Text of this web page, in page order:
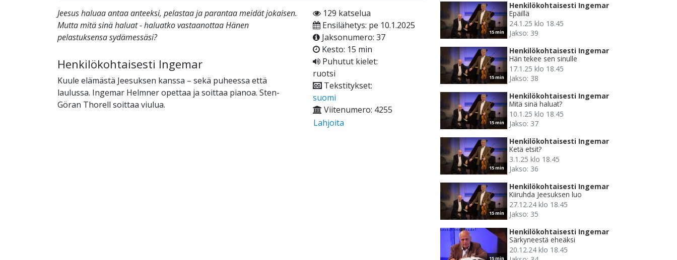
Jeesus haluaa antaa anteeksi, pelastaa ja parantaa meidät jokaisen.
Mutta mitä sinä haluat - haluatko vastaanottaa Hänen
pelastuksensa sydämessäsi?
Henkilökohtaisesti Ingemar
Kuule elämästä Jeesuksen kanssa – sekä puheessa että
laulussa. Ingemar Helmner opettaa ja soittaa pianoa. Sten-
Göran Thorell soittaa viulua.
129 katselua
Ensilähetys: pe 10.1.2025
Jaksonumero: 37
Kesto: 15 min
Puhutut kielet:
ruotsi
Tekstitykset:
suomi
Viitenumero: 4255
Lahjoita
15 min
Henkilökohtaisesti Ingemar
Epäillä
24.1.25 klo 18.45
Jakso: 39
15 min
Henkilökohtaisesti Ingemar
Hän tekee sen sinulle
17.1.25 klo 18.45
Jakso: 38
15 min
Henkilökohtaisesti Ingemar
Mitä sinä haluat?
10.1.25 klo 18.45
Jakso: 37
15 min
Henkilökohtaisesti Ingemar
Ketä etsit?
3.1.25 klo 18.45
Jakso: 36
15 min
Henkilökohtaisesti Ingemar
Kiiruhda Jeesuksen luo
27.12.24 klo 18.45
Jakso: 35
15 min
Henkilökohtaisesti Ingemar
Särkyneestä eheäksi
20.12.24 klo 18.45